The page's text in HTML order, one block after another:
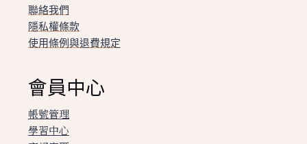
聯絡我們
隱私權條款
使用條例與退費規定
會員中心
帳號管理
學習中心